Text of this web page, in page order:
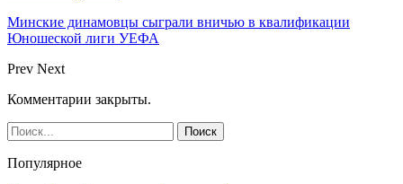
Минские динамовцы сыграли вничью в квалификации
Юношеской лиги УЕФА
Prev Next
Комментарии закрыты.
Популярное